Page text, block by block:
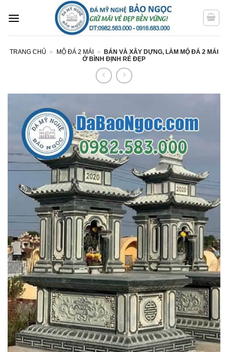
qua
TRANG CHỦ » MỘ ĐÁ 2 MÁI »
BÁN VÀ XÂY DỰNG, LÀM MỘ ĐÁ 2 MÁI
Ở BÌNH ĐỊNH RẺ ĐẸP